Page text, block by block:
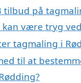
tilbud på
kan være tryg ved
tagmaling i
til at